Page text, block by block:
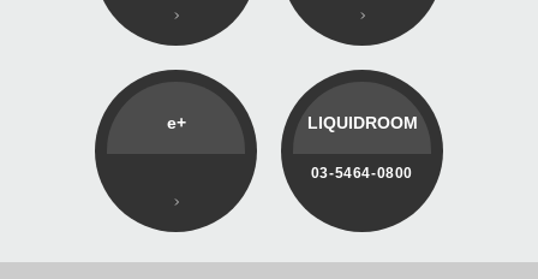
e+ LIQUIDROOM
03-5464-0800